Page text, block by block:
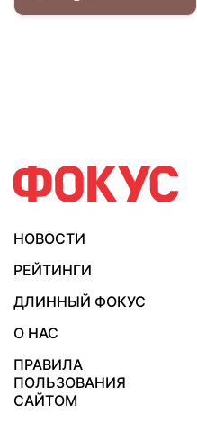
НОВОСТИ
РЕЙТИНГИ
ДЛИННЫЙ ФОКУС
О НАС
ПРАВИЛА
ПОЛЬЗОВАНИЯ
САЙТОМ